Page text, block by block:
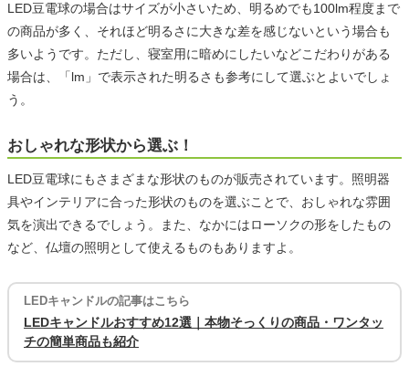
LED豆電球の場合はサイズが小さいため、明るめでも100lm程度まで
の商品が多く、それほど明るさに大きな差を感じないという場合も
多いようです。ただし、寝室用に暗めにしたいなどこだわりがある
場合は、「lm」で表示された明るさも参考にして選ぶとよいでしょ
う。
おしゃれな形状から選ぶ！
LED豆電球にもさまざまな形状のものが販売されています。照明器
具やインテリアに合った形状のものを選ぶことで、おしゃれな雰囲
気を演出できるでしょう。また、なかにはローソクの形をしたもの
など、仏壇の照明として使えるものもありますよ。
LEDキャンドルの記事はこちら
LEDキャンドルおすすめ12選｜本物そっくりの商品・ワンタッ
チの簡単商品も紹介